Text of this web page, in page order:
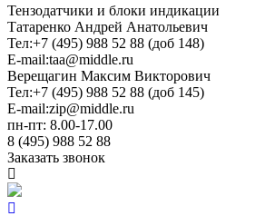
Тензодатчики и блоки индикации
Татаренко Андрей Анатольевич
Тел:+7 (495) 988 52 88 (доб 148)
E-mail:taa@middle.ru
Верещагин Максим Викторович
Тел:+7 (495) 988 52 88 (доб 145)
E-mail:zip@middle.ru
пн-пт: 8.00-17.00
8 (495) 988 52 88
Заказать звонок